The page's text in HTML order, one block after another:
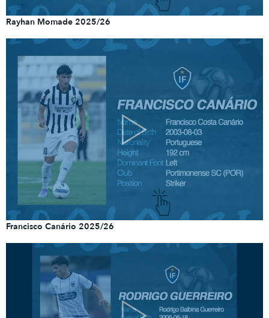
Rayhan Momade 2025/26
Francisco Canário 2025/26